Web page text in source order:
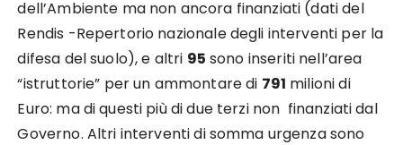
dell’Ambiente ma non ancora finanziati (dati del
Rendis -Repertorio nazionale degli interventi per la
difesa del suolo), e altri 95 sono inseriti nell’area
“istruttorie” per un ammontare di 791 milioni di
Euro: ma di questi più di due terzi non finanziati dal
Governo. Altri interventi di somma urgenza sono